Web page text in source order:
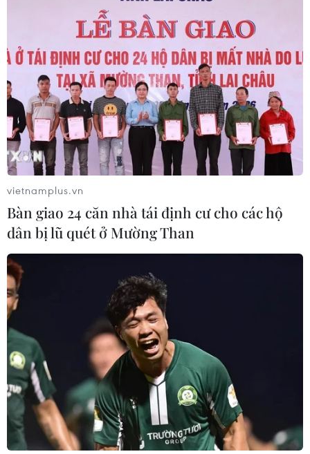
vietnamplus.vn
Bàn giao 24 căn nhà tái định cư cho các hộ
dân bị lũ quét ở Mường Than